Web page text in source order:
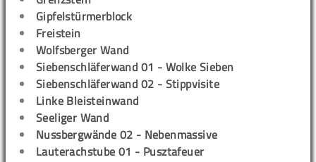
Gipfelstürmerblock
Freistein
Wolfsberger Wand
Siebenschläferwand 01 - Wolke Sieben
Siebenschläferwand 02 - Stippvisite
Linke Bleisteinwand
Seeliger Wand
Nussbergwände 02 - Nebenmassive
Lauterachstube 01 - Pusztafeuer